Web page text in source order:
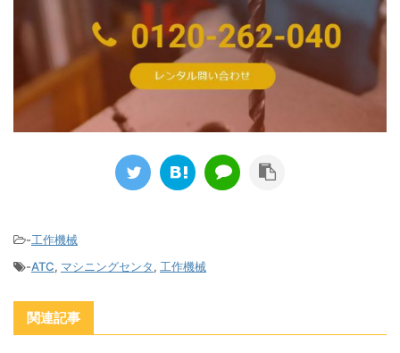
-工作機械
-ATC, マシニングセンタ, 工作機械
関連記事